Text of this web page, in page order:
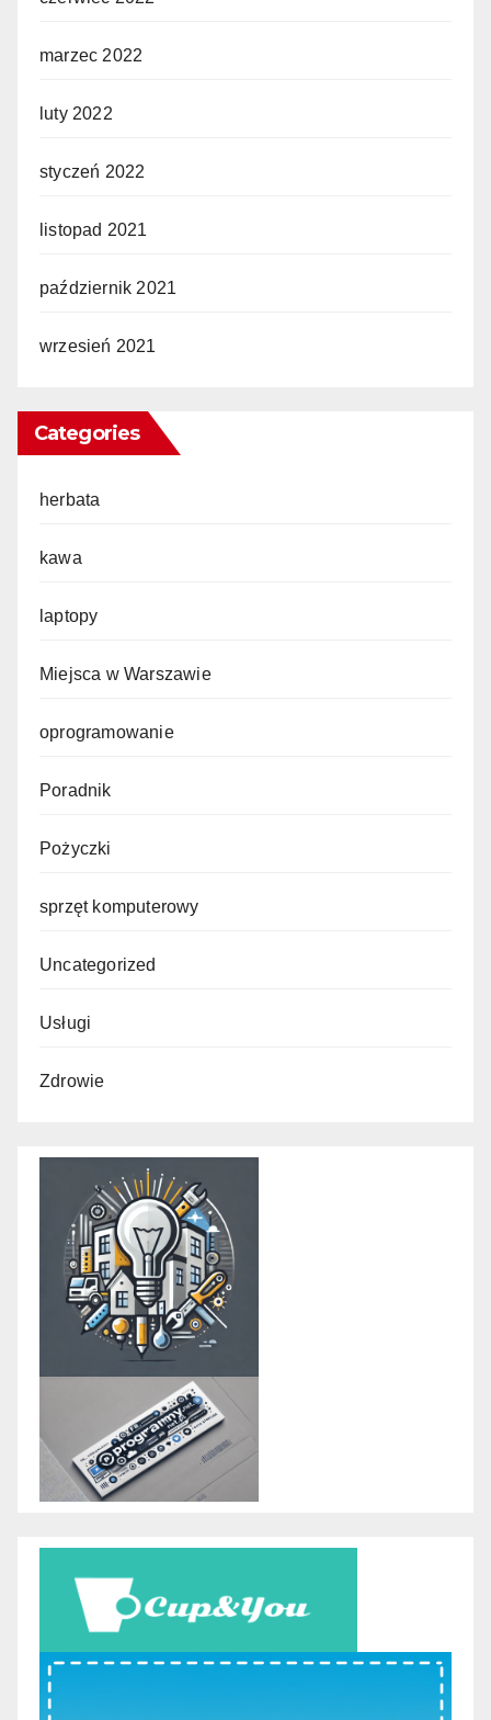
marzec 2022
luty 2022
styczeń 2022
listopad 2021
październik 2021
wrzesień 2021
Categories
herbata
kawa
laptopy
Miejsca w Warszawie
oprogramowanie
Poradnik
Pożyczki
sprzęt komputerowy
Uncategorized
Usługi
Zdrowie